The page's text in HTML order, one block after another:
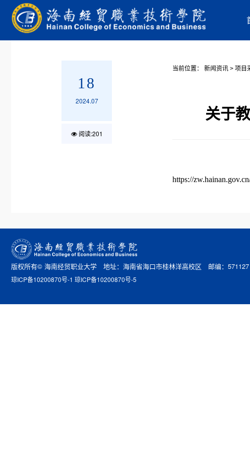
18
2024.07
阅读:201
当前位置： 新闻资讯 > 项目
关于
https://
版权所有© 海南经贸职业大学 地址：海南省海口市桂林洋高校区 邮编：571127
琼ICP备10200870号-1 琼ICP备10200870号-5